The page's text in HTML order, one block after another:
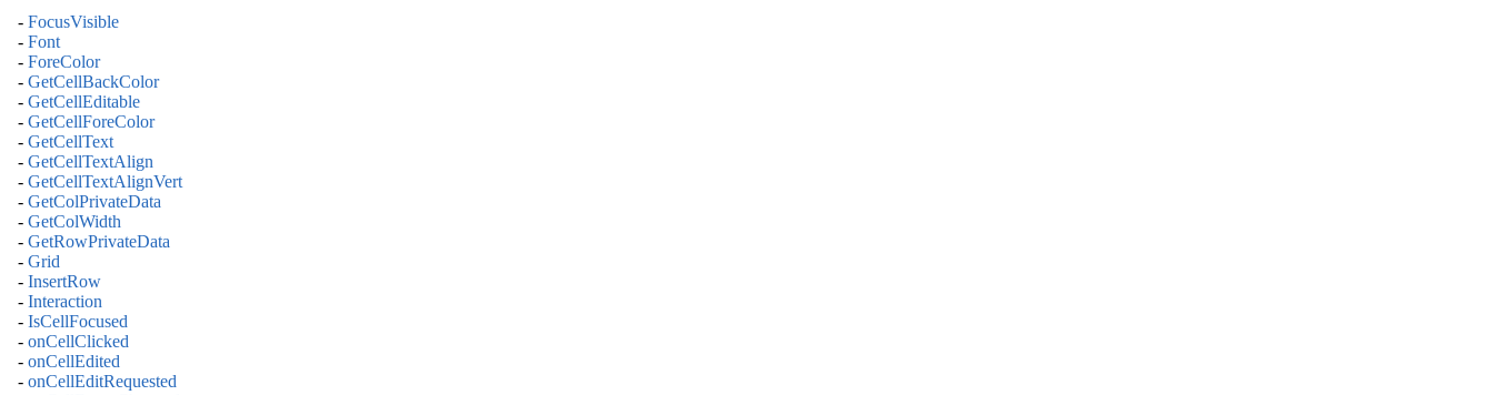
- FocusVisible
- Font
- ForeColor
- GetCellBackColor
- GetCellEditable
- GetCellForeColor
- GetCellText
- GetCellTextAlign
- GetCellTextAlignVert
- GetColPrivateData
- GetColWidth
- GetRowPrivateData
- Grid
- InsertRow
- Interaction
- IsCellFocused
- onCellClicked
- onCellEdited
- onCellEditRequested